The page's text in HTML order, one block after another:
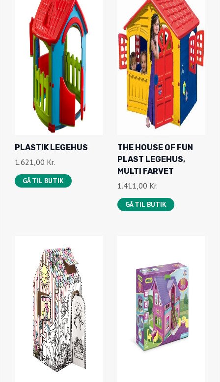
PLASTIK LEGEHUS
1.621,00 Kr.
GÅ TIL BUTIK
THE HOUSE OF FUN
PLAST LEGEHUS,
MULTI FARVET
1.411,00 Kr.
GÅ TIL BUTIK